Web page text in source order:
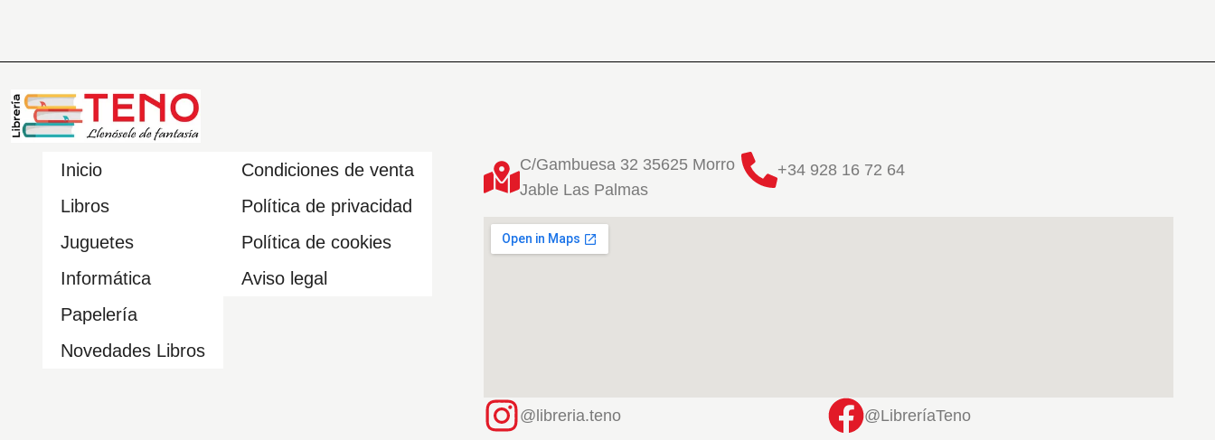
Inicio
Libros
Juguetes
Informática
Papelería
Novedades Libros
Condiciones de venta
Política de privacidad
Política de cookies
Aviso legal
C/Gambuesa 32 35625 Morro
Jable Las Palmas
+34 928 16 72 64
@libreria.teno @LibreríaTeno